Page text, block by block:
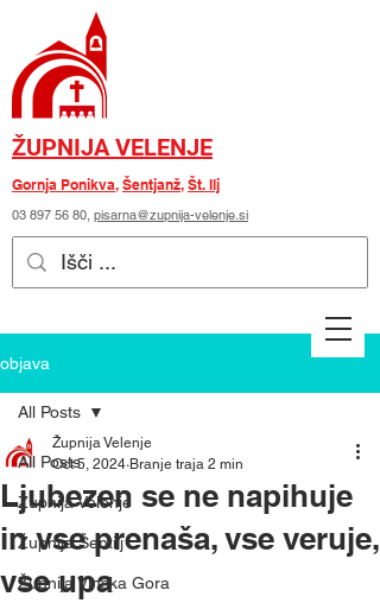
ŽUPNIJA VELENJE
Gornja Ponikva, Šentjanž, Št. Ilj
03 897 56 80, pisarna@zupnija-velenje.si
objava
All Posts
Župnija Velenje
Župnija Šentilj
Župnija Vinska Gora
All Posts
Ljubezen se ne napihuje
in vse prenaša, vse veruje,
vse upa
Župnija Velenje
Oct 5, 2024 Branje traja 2 min